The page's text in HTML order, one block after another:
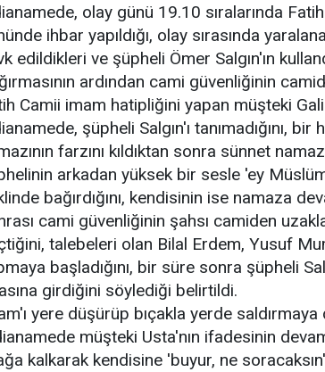
olay günü 19.10 sıralarında
ihbar yapıldığı, olay sırasında
edildikleri ve şüpheli Ömer Salgın'ın
ardından cami güvenliğinin
Camii imam hatipliğini yapan müşteki
şüpheli Salgın'ı tanımadığını,
farzını kıldıktan sonra sünnet
arkadan yüksek bir sesle 'ey
bağırdığını, kendisinin ise namaza
cami güvenliğinin şahsı camiden
talebeleri olan Bilal Erdem, Yusuf
başladığını, bir süre sonra şüpheli
girdiğini söylediği belirtildi.
yere düşürüp bıçakla yerde saldırmaya
müşteki Usta'nın ifadesinin
kalkarak kendisine 'buyur, ne